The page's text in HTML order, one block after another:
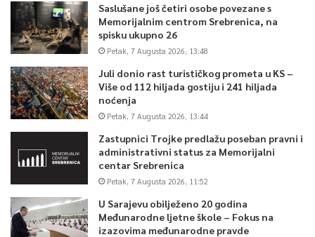
Saslušane još četiri osobe povezane s
Memorijalnim centrom Srebrenica, na
spisku ukupno 26
Petak, 7 Augusta 2026, 13:48
Juli donio rast turističkog prometa u KS –
Više od 112 hiljada gostiju i 241 hiljada
noćenja
Petak, 7 Augusta 2026, 13:44
Zastupnici Trojke predlažu poseban pravni i
administrativni status za Memorijalni
centar Srebrenica
Petak, 7 Augusta 2026, 11:52
U Sarajevu obilježeno 20 godina
Međunarodne ljetne škole – Fokus na
izazovima međunarodne pravde